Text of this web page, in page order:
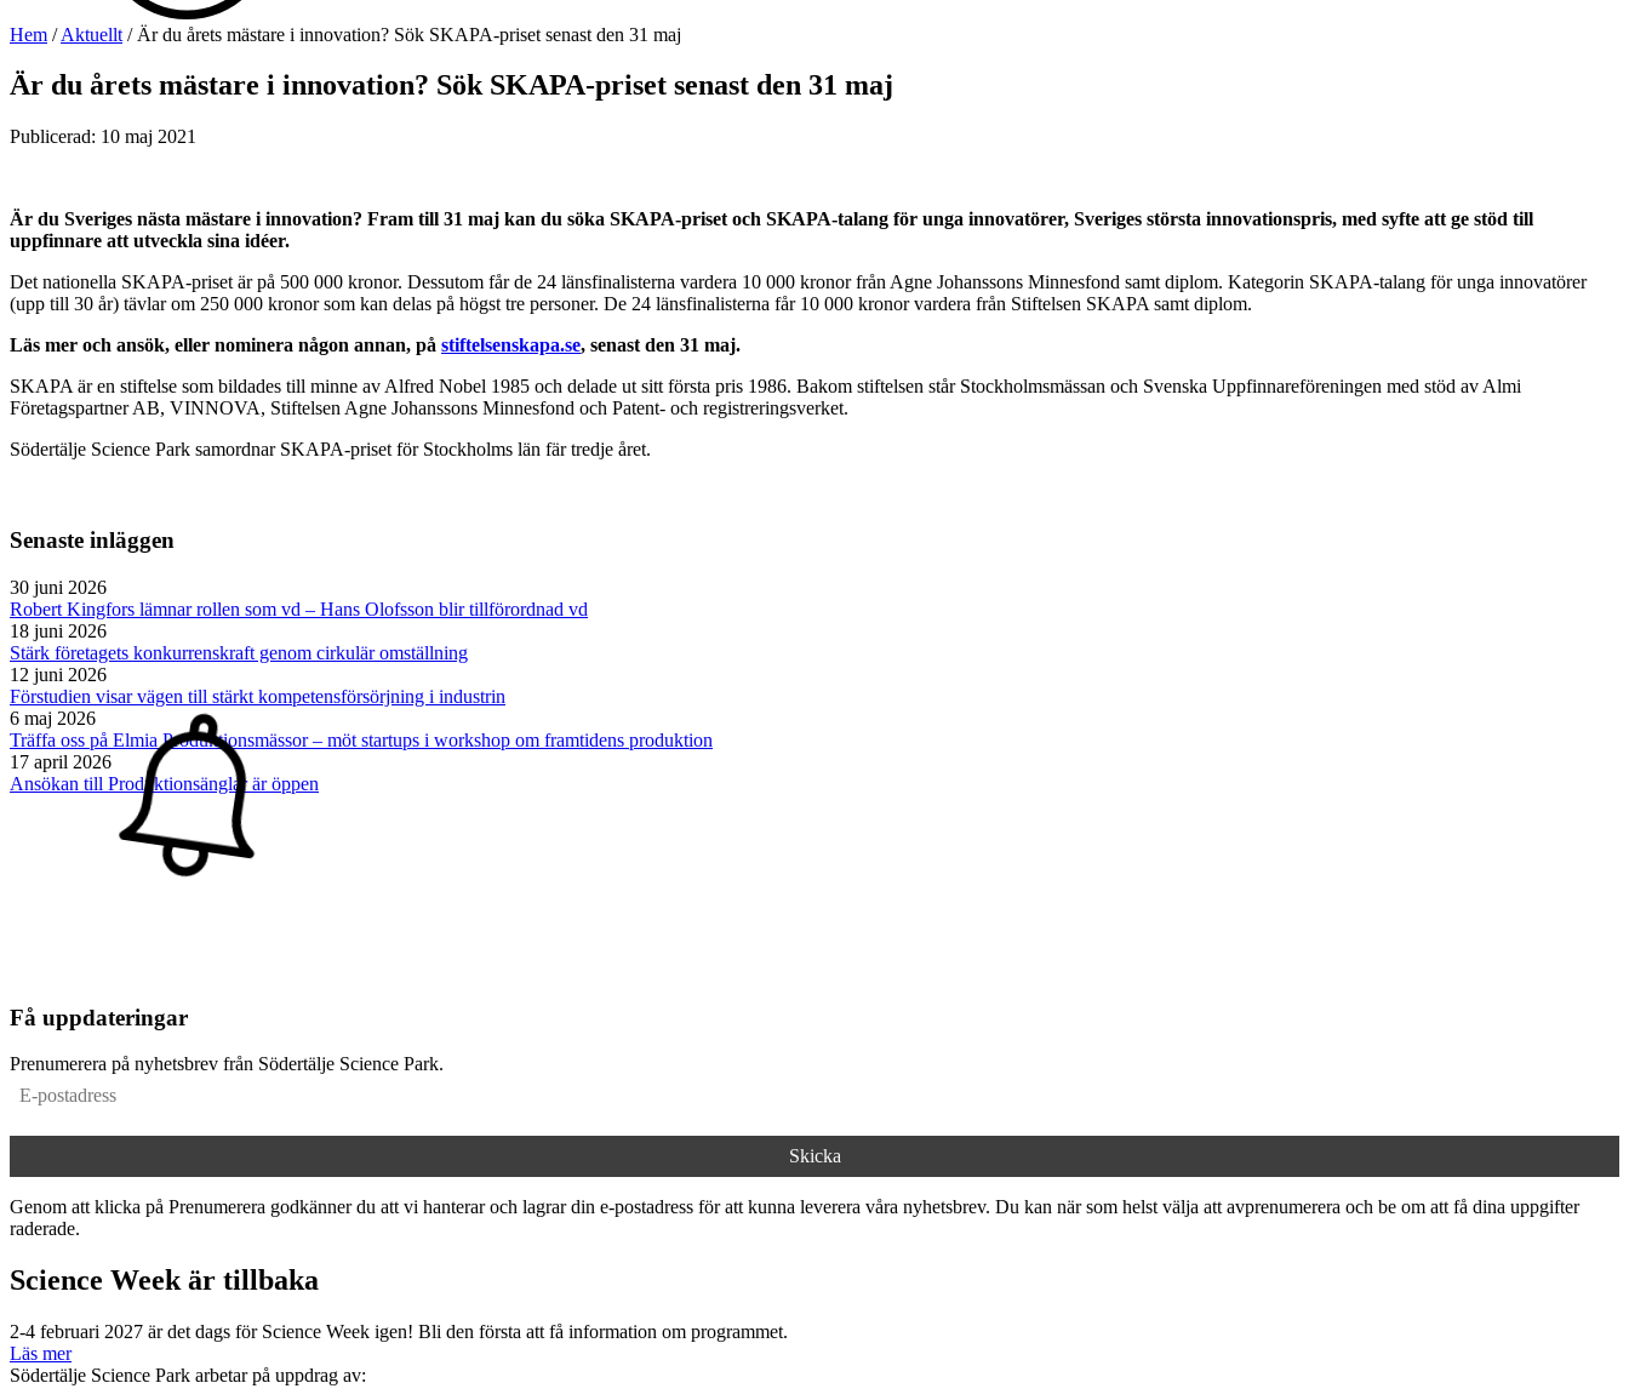
Hem /Aktuellt / Är du årets mästare i innovation? Sök SKAPA-priset senast den 31 maj
Är du årets mästare i innovation? Sök SKAPA-priset senast den 31 maj
Publicerad: 10 maj 2021
Är du Sveriges nästa mästare i innovation? Fram till 31 maj kan du söka SKAPA-priset och SKAPA-talang för unga innovatörer, Sveriges största innovationspris, med syfte att ge stöd till
uppfinnare att utveckla sina idéer.
Det nationella SKAPA-priset är på 500 000 kronor. Dessutom får de 24 länsfinalisterna vardera 10 000 kronor från Agne Johanssons Minnesfond samt diplom. Kategorin SKAPA-talang för unga innovatörer
(upp till 30 år) tävlar om 250 000 kronor som kan delas på högst tre personer. De 24 länsfinalisterna får 10 000 kronor vardera från Stiftelsen SKAPA samt diplom.
Läs mer och ansök, eller nominera någon annan, på stiftelsenskapa.se, senast den 31 maj.
SKAPA är en stiftelse som bildades till minne av Alfred Nobel 1985 och delade ut sitt första pris 1986. Bakom stiftelsen står Stockholmsmässan och Svenska Uppfinnareföreningen med stöd av Almi
Företagspartner AB, VINNOVA, Stiftelsen Agne Johanssons Minnesfond och Patent- och registreringsverket.
Södertälje Science Park samordnar SKAPA-priset för Stockholms län fär tredje året.
Senaste inläggen
30 juni 2026
Robert Kingfors lämnar rollen som vd – Hans Olofsson blir tillförordnad vd
18 juni 2026
Stärk företagets konkurrenskraft genom cirkulär omställning
12 juni 2026
Förstudien visar vägen till stärkt kompetensförsörjning i industrin
6 maj 2026
Träffa oss på Elmia Produktionsmässor – möt startups i workshop om framtidens produktion
17 april 2026
Ansökan till Produktionsänglar är öppen
Få uppdateringar
Prenumerera på nyhetsbrev från Södertälje Science Park.
Genom att klicka på Prenumerera godkänner du att vi hanterar och lagrar din e-postadress för att kunna leverera våra nyhetsbrev. Du kan när som helst välja att avprenumerera och be om att få dina uppgifter
raderade.
Science Week är tillbaka
2-4 februari 2027 är det dags för Science Week igen! Bli den första att få information om programmet.
Läs mer
Södertälje Science Park arbetar på uppdrag av: